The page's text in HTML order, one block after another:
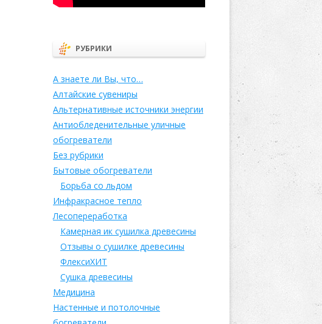
РУБРИКИ
А знаете ли Вы, что…
Алтайские сувениры
Альтернативные источники энергии
Антиобледенительные уличные
обогреватели
Без рубрики
Бытовые обогреватели
Борьба со льдом
Инфракрасное тепло
Лесопереработка
Камерная ик сушилка древесины
Отзывы о сушилке древесины
ФлексиХИТ
Сушка древесины
Медицина
Настенные и потолочные